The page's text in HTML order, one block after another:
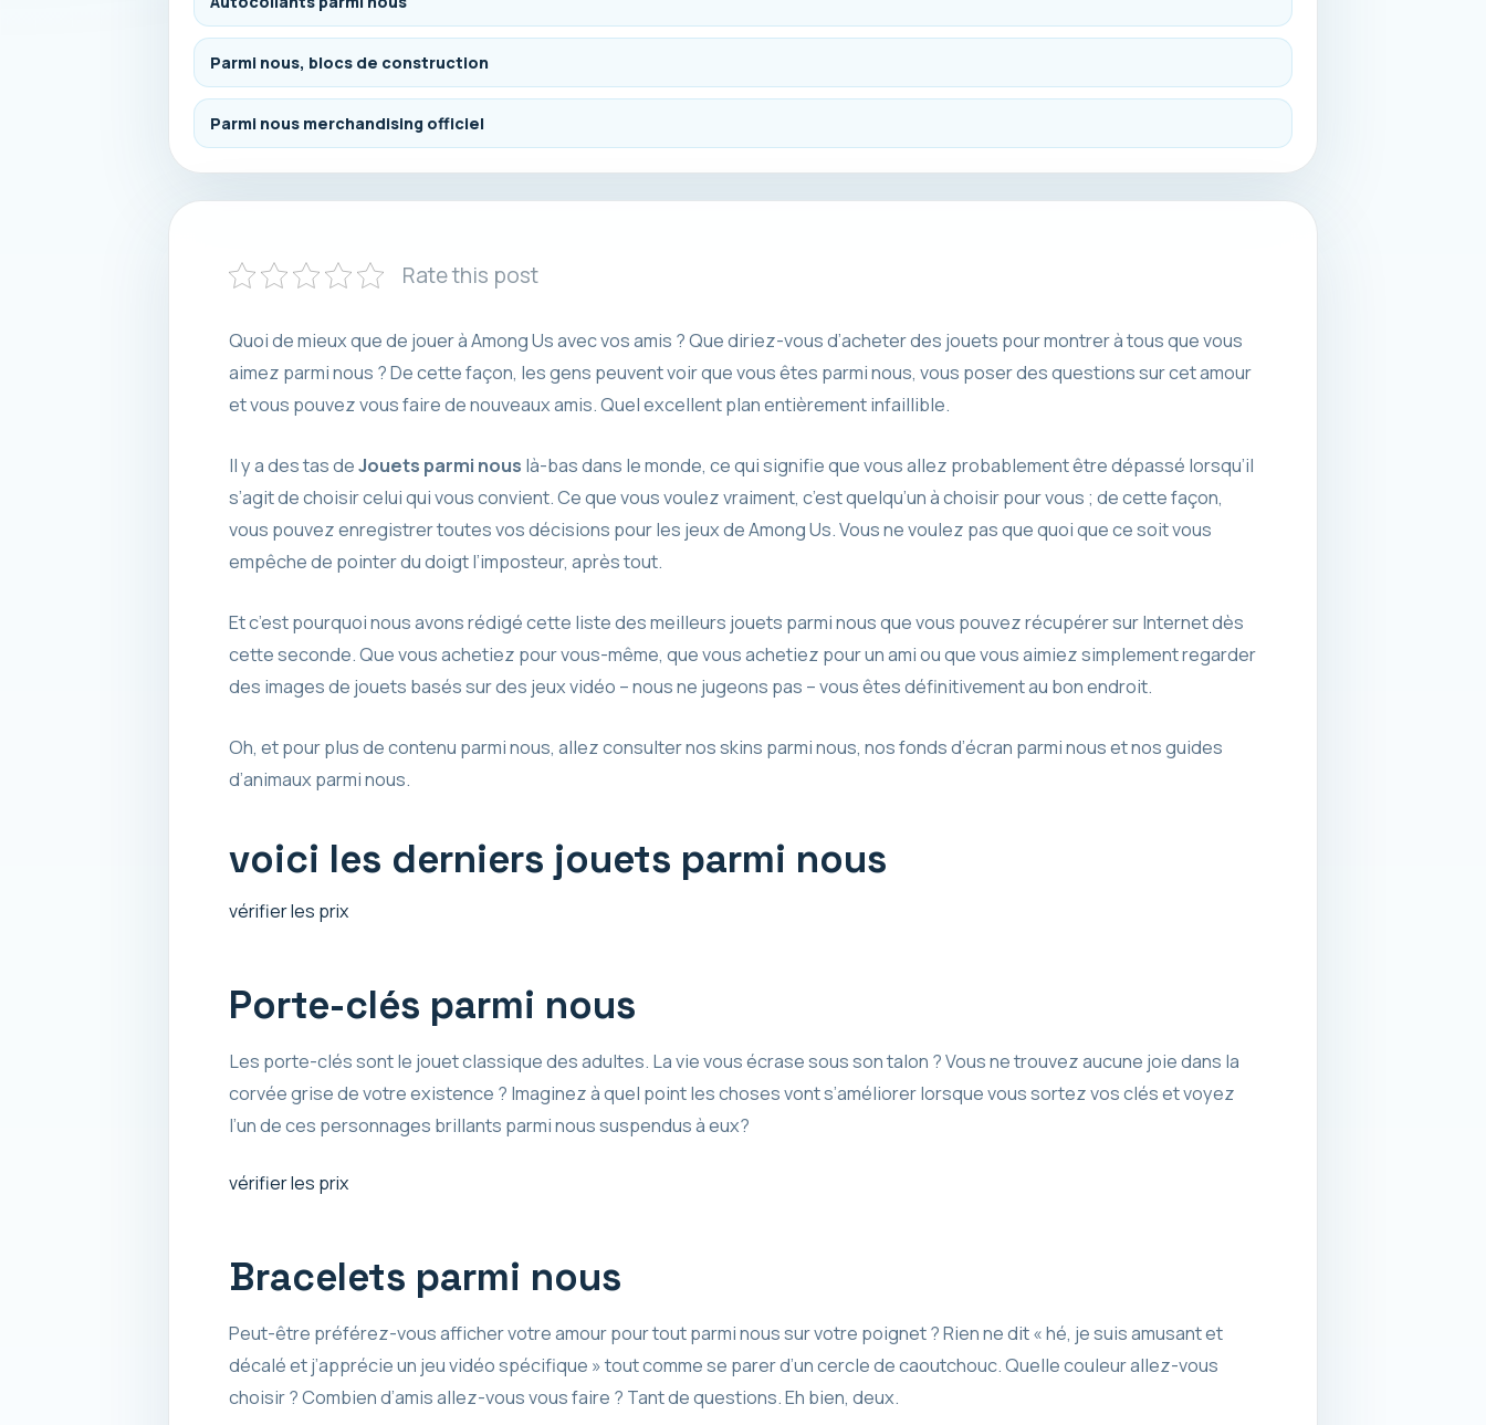
Parmi nous, blocs de construction
Parmi nous merchandising officiel
Rate this post
Quoi de mieux que de jouer à Among Us avec vos amis ? Que diriez-vous d’acheter des jouets pour montrer à tous que vous
aimez parmi nous ? De cette façon, les gens peuvent voir que vous êtes parmi nous, vous poser des questions sur cet amour
et vous pouvez vous faire de nouveaux amis. Quel excellent plan entièrement infaillible.
Il y a des tas deJouets parmi nous là-bas dans le monde, ce qui signifie que vous allez probablement être dépassé lorsqu’il
s’agit de choisir celui qui vous convient. Ce que vous voulez vraiment, c’est quelqu’un à choisir pour vous ; de cette façon,
vous pouvez enregistrer toutes vos décisions pour les jeux de Among Us. Vous ne voulez pas que quoi que ce soit vous
empêche de pointer du doigt l’imposteur, après tout.
Et c’est pourquoi nous avons rédigé cette liste des meilleurs jouets parmi nous que vous pouvez récupérer sur Internet dès
cette seconde. Que vous achetiez pour vous-même, que vous achetiez pour un ami ou que vous aimiez simplement regarder
des images de jouets basés sur des jeux vidéo – nous ne jugeons pas – vous êtes définitivement au bon endroit.
Oh, et pour plus de contenu parmi nous, allez consulter nos skins parmi nous, nos fonds d’écran parmi nous et nos guides
d’animaux parmi nous.
voici les derniers jouets parmi nous
vérifier les prix
Porte-clés parmi nous
Les porte-clés sont le jouet classique des adultes. La vie vous écrase sous son talon ? Vous ne trouvez aucune joie dans la
corvée grise de votre existence ? Imaginez à quel point les choses vont s’améliorer lorsque vous sortez vos clés et voyez
l’un de ces personnages brillants parmi nous suspendus à eux?
vérifier les prix
Bracelets parmi nous
Peut-être préférez-vous afficher votre amour pour tout parmi nous sur votre poignet ? Rien ne dit « hé, je suis amusant et
décalé et j’apprécie un jeu vidéo spécifique » tout comme se parer d’un cercle de caoutchouc. Quelle couleur allez-vous
choisir ? Combien d’amis allez-vous vous faire ? Tant de questions. Eh bien, deux.